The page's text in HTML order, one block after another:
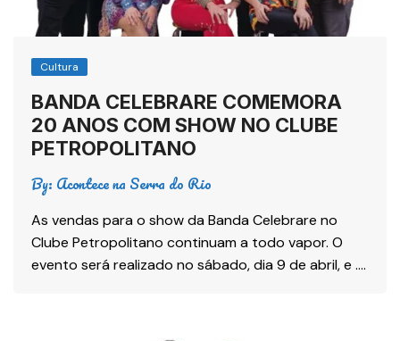
Cultura
BANDA CELEBRARE COMEMORA
20 ANOS COM SHOW NO CLUBE
PETROPOLITANO
By: Acontece na Serra do Rio
As vendas para o show da Banda Celebrare no
Clube Petropolitano continuam a todo vapor. O
evento será realizado no sábado, dia 9 de abril, e ….